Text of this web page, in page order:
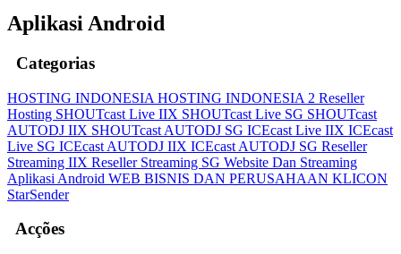
Aplikasi Android
Categorias
HOSTING INDONESIA HOSTING INDONESIA 2 Reseller
Hosting SHOUTcast Live IIX SHOUTcast Live SG SHOUTcast
AUTODJ IIX SHOUTcast AUTODJ SG ICEcast Live IIX ICEcast
Live SG ICEcast AUTODJ IIX ICEcast AUTODJ SG Reseller
Streaming IIX Reseller Streaming SG Website Dan Streaming
Aplikasi Android WEB BISNIS DAN PERUSAHAAN KLICON
StarSender
Acções